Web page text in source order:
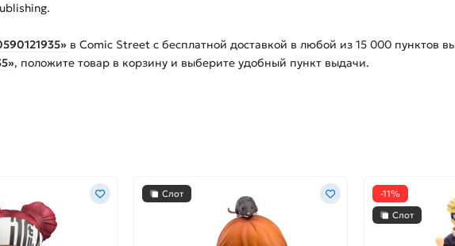
в Comic Street с бесплатной доставкой в любой из 15 000 пунктов
, положите товар в корзину и выберите удобный пункт выдачи.
Слот
-11%
Слот